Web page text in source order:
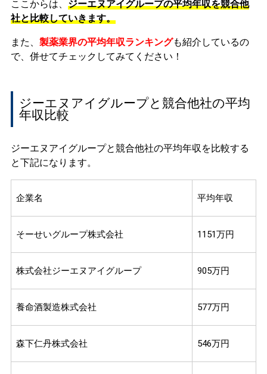
ここからは、 ジーエヌアイグループの平均年収を競合他
社と比較していきます。
また、 製薬業界の平均年収ランキングも紹介しているの
で、併せてチェックしてみてください！
ジーエヌアイグループと競合他社の平均
年収比較
ジーエヌアイグループと競合他社の平均年収を比較する
と下記になります。
企業名 平均年収
そーせいグループ株式会社 1151万円
株式会社ジーエヌアイグループ 905万円
養命酒製造株式会社 577万円
森下仁丹株式会社 546万円